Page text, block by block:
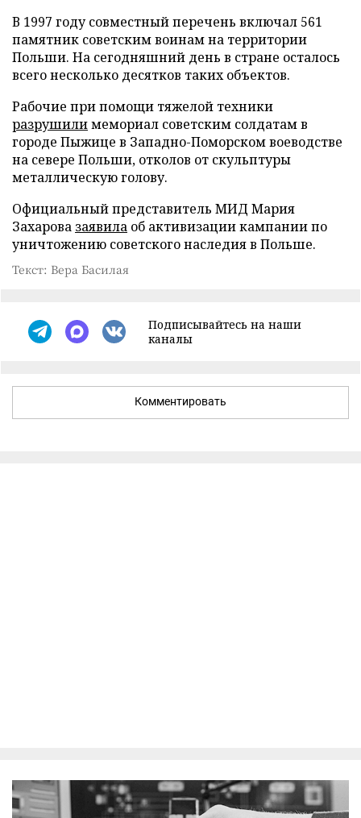
В 1997 году совместный перечень включал 561
памятник советским воинам на территории
Польши. На сегодняшний день в стране осталось
всего несколько десятков таких объектов.
Рабочие при помощи тяжелой техники
разрушилимемориал советским солдатам в
городе Пыжице в Западно-Поморском воеводстве
на севере Польши, отколов от скульптуры
металлическую голову.
Официальный представитель МИД Мария
Захарова заявила об активизации кампании по
уничтожению советского наследия в Польше.
Текст: Вера Басилая
Подписывайтесь на наши
каналы
Комментировать